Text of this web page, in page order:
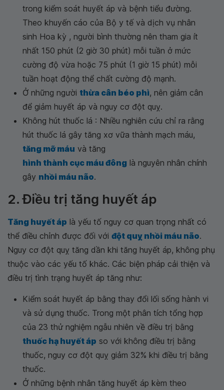
trong kiểm soát huyết áp và bệnh tiểu đường.
Theo khuyến cáo của Bộ y tế và dịch vụ nhân
sinh Hoa kỳ , người bình thường nên tham gia ít
nhất 150 phút (2 giờ 30 phút) mỗi tuần ở mức
cường độ vừa hoặc 75 phút (1 giờ 15 phút) mỗi
tuần hoạt động thể chất cường độ mạnh.
Ở những người thừa cân béo phì, nên giảm cân
để giảm huyết áp và nguy cơ đột quỵ.
Không hút thuốc lá : Nhiều nghiên cứu chỉ ra rằng
hút thuốc lá gây tăng xơ vữa thành mạch máu,
tăng mỡ máu và tăng
hình thành cục máu đông là nguyên nhân chính
gây nhồi máu não.
2. Điều trị tăng huyết áp
Tăng huyết áp là yếu tố nguy cơ quan trọng nhất có
thể điều chỉnh được đối với đột quỵ nhồi máu não.
Nguy cơ đột quỵ tăng dần khi tăng huyết áp, không phụ
thuộc vào các yếu tố khác. Các biện pháp cải thiện và
điều trị tình trạng huyết áp tăng như:
Kiểm soát huyết áp bằng thay đổi lối sống hành vi
và sử dụng thuốc. Trong một phân tích tổng hợp
của 23 thử nghiệm ngẫu nhiên về điều trị bằng
thuốc hạ huyết áp so với không điều trị bằng
thuốc, nguy cơ đột quỵ giảm 32% khi điều trị bằng
thuốc.
Ở những bệnh nhân tăng huyết áp kèm theo